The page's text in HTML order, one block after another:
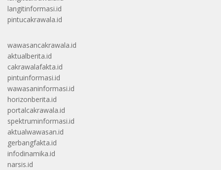
langitinformasi.id
pintucakrawala.id
wawasancakrawala.id
aktualberita.id
cakrawalafakta.id
pintuinformasi.id
wawasaninformasi.id
horizonberita.id
portalcakrawala.id
spektruminformasi.id
aktualwawasan.id
gerbangfakta.id
infodinamika.id
narsis.id